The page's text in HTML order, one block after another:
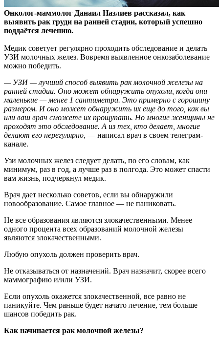
Онколог-маммолог Данаил Назлиев рассказал, как
выявить рак груди на ранней стадии, который успешно
поддаётся лечению.
Медик советует регулярно проходить обследование и делать
УЗИ молочных желез. Вовремя выявленное онкозаболевание
можно победить.
— УЗИ — лучший способ выявить рак молочной железы на
ранней стадии. Оно может обнаружить опухоли, когда они
маленькие — менее 1 сантиметра. Это примерно с горошину
размером. И оно может обнаружить их еще до того, как вы
или ваш врач сможете их прощупать. Но многие женщины не
проходят это обследование. А из тех, кто делает, многие
делают его нерегулярно, — написал врач в своем телеграм-
канале.
Узи молочных желез следует делать, по его словам, как
минимум, раз в год, а лучше раз в полгода. Это может спасти
вам жизнь, подчеркнул медик.
Врач дает несколько советов, если вы обнаружили
новообразование. Самое главное — не паниковать.
Не все образования являются злокачественными. Менее
одного процента всех образований молочной железы
являются злокачественными.
Любую опухоль должен проверить врач.
Не отказываться от назначений. Врач назначит, скорее всего
маммографию и/или УЗИ.
Если опухоль окажется злокачественной, все равно не
паникуйте. Чем раньше будет начато лечение, тем больше
шансов победить рак.
Как начинается рак молочной железы?